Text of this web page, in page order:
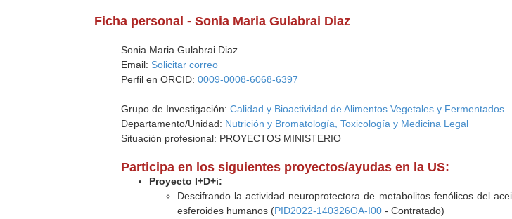
Ficha personal - Sonia Maria Gulabrai Diaz
Sonia Maria Gulabrai Diaz
Email: Solicitar correo
Perfil en ORCID:0009-0008-6068-6397
Grupo de Investigación:Calidad y Bioactividad de Alimentos Vegetales y Fermentados
Departamento/Unidad: Nutrición y Bromatología, Toxicología y Medicina Legal
Situación profesional: PROYECTOS MINISTERIO
Participa en los siguientes proyectos/ayudas en la US:
Proyecto I+D+i:
Descifrando la actividad neuroprotectora de metabolitos fenólicos del
esferoides humanos (PID2022-140326OA-I00 - Contratado)